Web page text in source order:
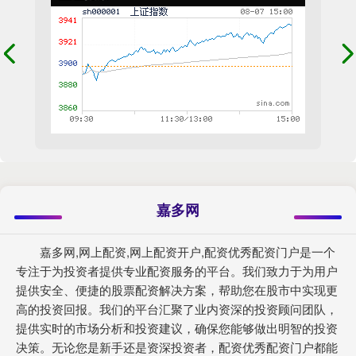
嘉多网
嘉多网,网上配资,网上配资开户,配资优秀配资门户是一个
专注于为投资者提供专业配资服务的平台。我们致力于为用户
提供安全、便捷的股票配资解决方案，帮助您在股市中实现更
高的投资回报。我们的平台汇聚了业内资深的投资顾问团队，
提供实时的市场分析和投资建议，确保您能够做出明智的投资
决策。无论您是新手还是资深投资者，配资优秀配资门户都能